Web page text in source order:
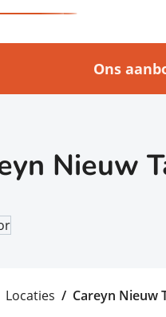
Ons
Nieuw
Locaties Careyn Nieuw